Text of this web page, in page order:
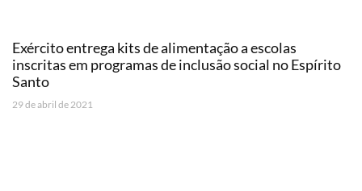
Exército entrega kits de alimentação a escolas
inscritas em programas de inclusão social no Espírito
Santo
29 de abril de 2021